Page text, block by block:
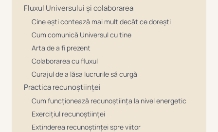
Fluxul Universului și colaborarea
Cine ești contează mai mult decât ce dorești
Cum comunică Universul cu tine
Arta de a fi prezent
Colaborarea cu fluxul
Curajul de a lăsa lucrurile să curgă
Practica recunoștiinței
Cum funcționează recunoștiința la nivel energetic
Exercițiul recunoștiinței
Extinderea recunoștinței spre viitor